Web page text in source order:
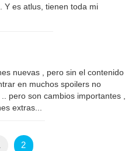
Y es atlus, tienen toda mi
nuevas , pero sin el contenido
en muchos spoilers no
pero son cambios importantes ,
extras...
2